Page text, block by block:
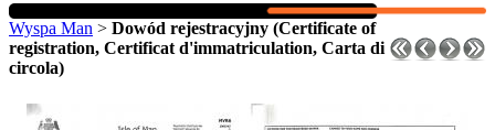
Wyspa Man > Dowód rejestracyjny (Certificate of
registration, Certificat d'immatriculation, Carta di
circola)